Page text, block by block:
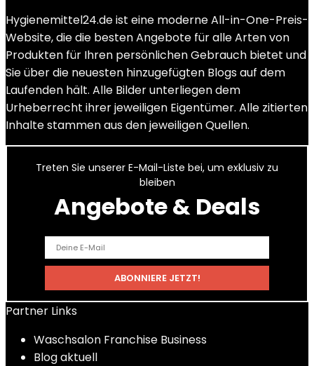
Hygienemittel24.de ist eine moderne All-in-One-Preis-
Website, die die besten Angebote für alle Arten von
Produkten für Ihren persönlichen Gebrauch bietet und
Sie über die neuesten hinzugefügten Blogs auf dem
Laufenden hält. Alle Bilder unterliegen dem
Urheberrecht ihrer jeweiligen Eigentümer. Alle zitierten
Inhalte stammen aus den jeweiligen Quellen.
Treten Sie unserer E-Mail-Liste bei, um exklusiv zu
bleiben
Angebote & Deals
Partner Links
Waschsalon Franchise Business
Blog aktuell